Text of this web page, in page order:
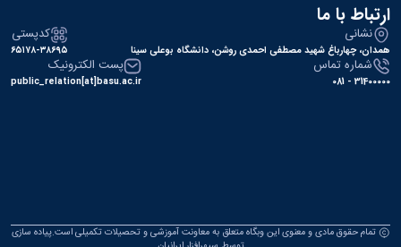
آموزش
تقویم
آموزشی
ارتباط با ما
نشانی
همدان، چهارباغ شهید مصطفی احمدی روشن، دانشگاه بوعلی سینا
کدپستی
۶۵۱۷۸-۳۸۶۹۵
شماره تماس
31400000 - 081
پست الکترونیک
public_relation[at]basu.ac.ir
تمام حقوق مادی و معنوی این وبگاه متعلق به معاونت آموزشی و تحصیلات تکمیلی است.پیاده سازی